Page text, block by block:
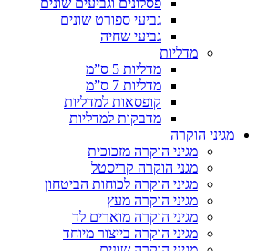
פסלונים וגביעים שונים
גביעי ספורט שונים
גביעי שחיה
מדליות
מדליות 5 ס”מ
מדליות 7 ס”מ
קופסאות למדליות
מדבקות למדליות
מגיני הוקרה
מגיני הוקרה מזכוכית
מגני הוקרה קריסטל
מגיני הוקרה לכוחות הביטחון
מגיני הוקרה מעץ
מגיני הוקרה מוארים לד
מגיני הוקרה בייצור מיוחד